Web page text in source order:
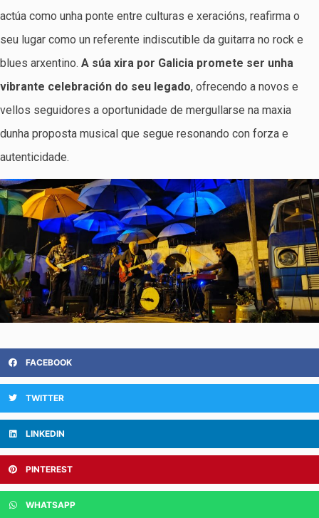
actúa como unha ponte entre culturas e xeracións, reafirma o
seu lugar como un referente indiscutible da guitarra no rock e
blues arxentino. A súa xira por Galicia promete ser unha
vibrante celebración do seu legado, ofrecendo a novos e
vellos seguidores a oportunidade de mergullarse na maxia
dunha proposta musical que segue resonando con forza e
autenticidade.
FACEBOOK
TWITTER
LINKEDIN
PINTEREST
WHATSAPP